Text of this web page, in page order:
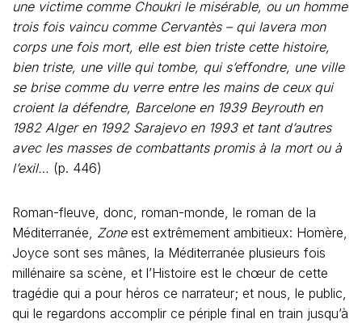
une victime comme Choukri le misérable, ou un homme
trois fois vaincu comme Cervantès – qui lavera mon
corps une fois mort, elle est bien triste cette histoire,
bien triste, une ville qui tombe, qui s’effondre, une ville
se brise comme du verre entre les mains de ceux qui
croient la défendre, Barcelone en 1939 Beyrouth en
1982 Alger en 1992 Sarajevo en 1993 et tant d’autres
avec les masses de combattants promis à la mort ou à
l’exil… (p. 446)
Roman-fleuve, donc, roman-monde, le roman de la
Méditerranée, Zoneest extrêmement ambitieux: Homère,
Joyce sont ses mânes, la Méditerranée plusieurs fois
millénaire sa scène, et l’Histoire est le chœur de cette
tragédie qui a pour héros ce narrateur; et nous, le public,
qui le regardons accomplir ce périple final en train jusqu’à